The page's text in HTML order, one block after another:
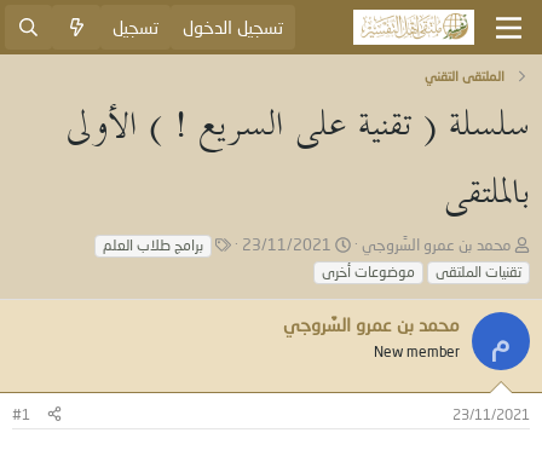
تسجيل الدخول تسجيل
الملتقى التقني
سلسلة ( تقنية على السريع ! ) الأولى
بالملتقى
ب
ا
د
ئ
ل
م
و
ض
محمد بن عمرو السَّروجي
ا
ر
خ
ب
23/11/2021
ا برامج طلاب العلم
تقنيات الملتقى
موضوعات أخرى
م محمد بن عمرو السَّروجي
New member
23/11/2021
#1